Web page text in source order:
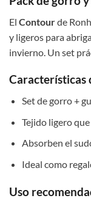
El Contourde
y ligeros para
invierno. Un set
Características
Set de gorro +
Tejido ligero
Absorben el
Ideal como
Uso